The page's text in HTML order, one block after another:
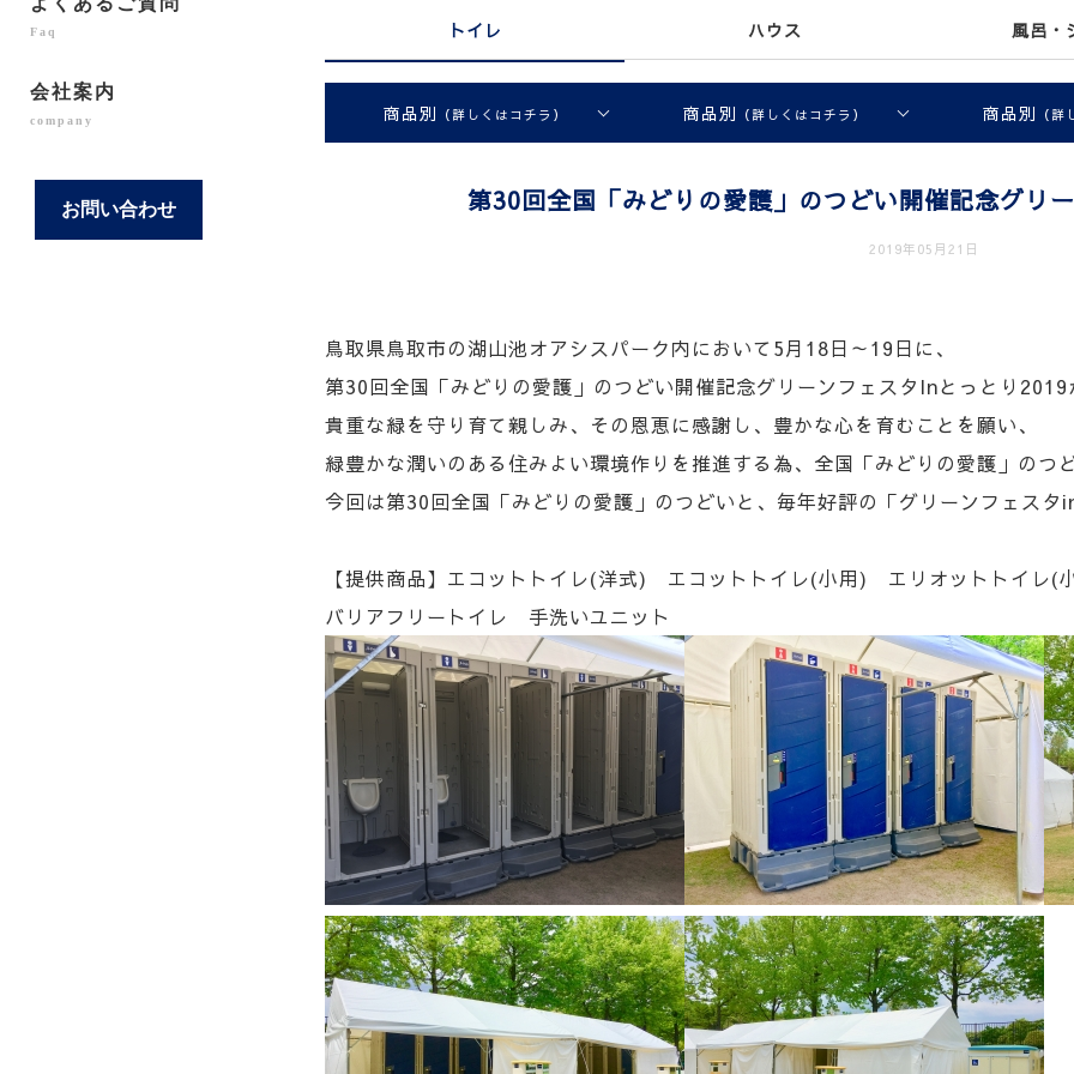
Faq
会社案内
company
お問い合わせ
トイレ ハウス 風呂・
商品別 （詳しくはコチラ） 商品別 （詳しくはコチラ） 商品別 （
第30回全国「みどりの愛護」のつどい開催記念グリ
2019年05月21日
鳥取県鳥取市の湖山池オアシスパーク内において5月18日～19日に、
第30回全国「みどりの愛護」のつどい開催記念グリーンフェスタInとっとり
貴重な緑を守り育て親しみ、その恩恵に感謝し、豊かな心を育むことを願い、
緑豊かな潤いのある住みよい環境作りを推進する為、全国「みどりの愛護」のつ
今回は第30回全国「みどりの愛護」のつどいと、毎年好評の「グリーンフェス
【提供商品】エコットトイレ(洋式) エコットトイレ(小用) エリオットトイレ(
バリアフリートイレ 手洗いユニット